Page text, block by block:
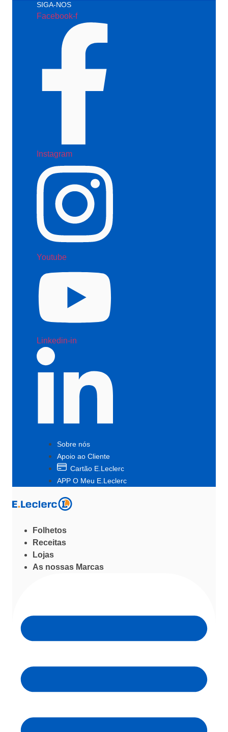
SIGA-NOS
Facebook-f
Instagram
Youtube
Linkedin-in
Sobre nós
Apoio ao Cliente
Cartão E.Leclerc
APP O Meu E.Leclerc
Folhetos
Receitas
Lojas
As nossas Marcas